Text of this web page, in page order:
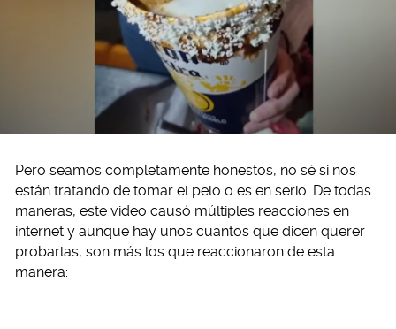
Pero seamos completamente honestos, no sé si nos
están tratando de tomar el pelo o es en serio. De todas
maneras, este video causó múltiples reacciones en
internet y aunque hay unos cuantos que dicen querer
probarlas, son más los que reaccionaron de esta
manera: